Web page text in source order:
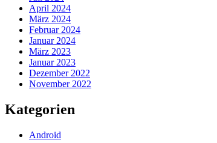
April 2024
März 2024
Februar 2024
Januar 2024
März 2023
Januar 2023
Dezember 2022
November 2022
Kategorien
Android